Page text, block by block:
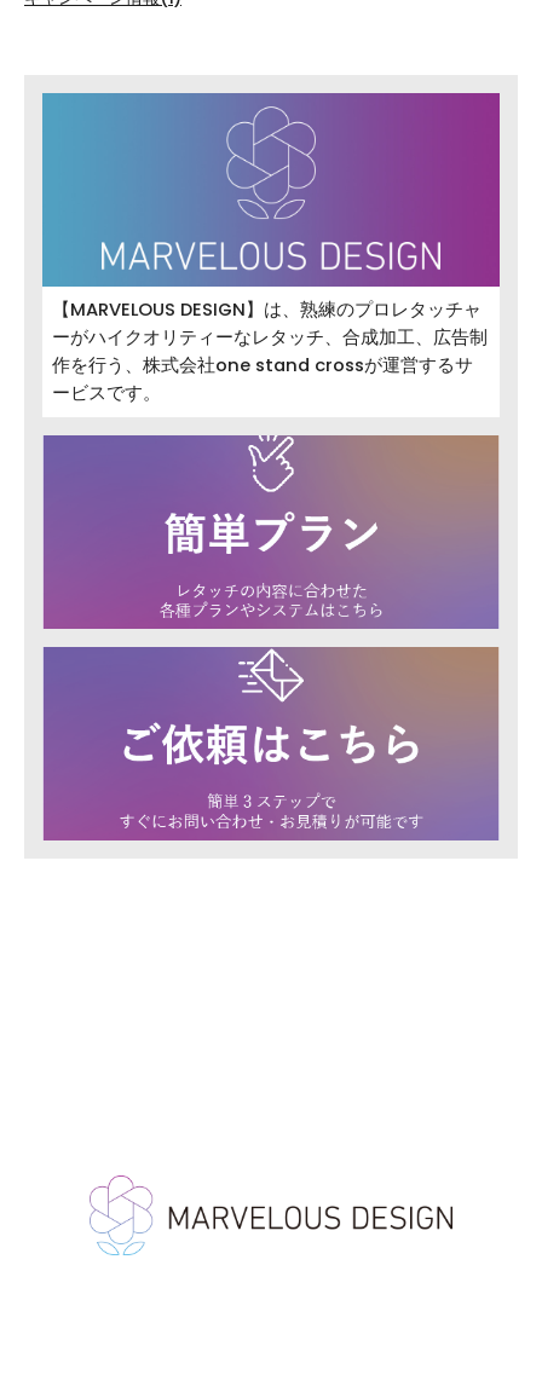
【MARVELOUS DESIGN】は、熟練のプロレタッチャ
ーがハイクオリティーなレタッチ、合成加工、広告制
作を行う、株式会社one stand crossが運営するサ
ービスです。